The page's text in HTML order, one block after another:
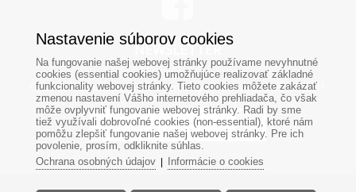
NEWSLETTER
Chcete od nás dostávať novinky priamo na Váš e-mail?
Nastavenie súborov cookies
Na fungovanie našej webovej stránky používame nevyhnutné
cookies (essential cookies) umožňujúce realizovať základné
funkcionality webovej stránky. Tieto cookies môžete zakázať
zmenou nastavení Vášho internetového prehliadača, čo však
môže ovplyvniť fungovanie webovej stránky. Radi by sme
tiež využívali dobrovoľné cookies (non-essential), ktoré nám
pomôžu zlepšiť fungovanie našej webovej stránky. Pre ich
povolenie, prosím, odkliknite súhlas.
Ochrana osobných údajov| Informácie o cookies